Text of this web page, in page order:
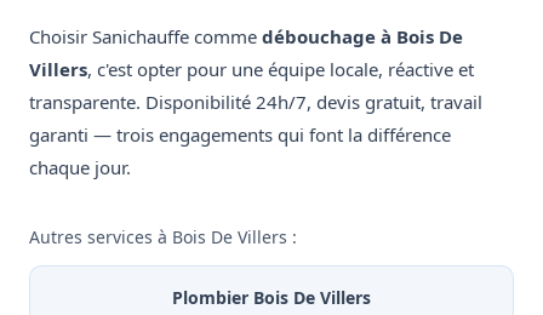
Choisir Sanichauffe comme débouchage à Bois De
Villers, c'est opter pour une équipe locale, réactive et
transparente. Disponibilité 24h/7, devis gratuit, travail
garanti — trois engagements qui font la différence
chaque jour.
Autres services à Bois De Villers :
Plombier Bois De Villers